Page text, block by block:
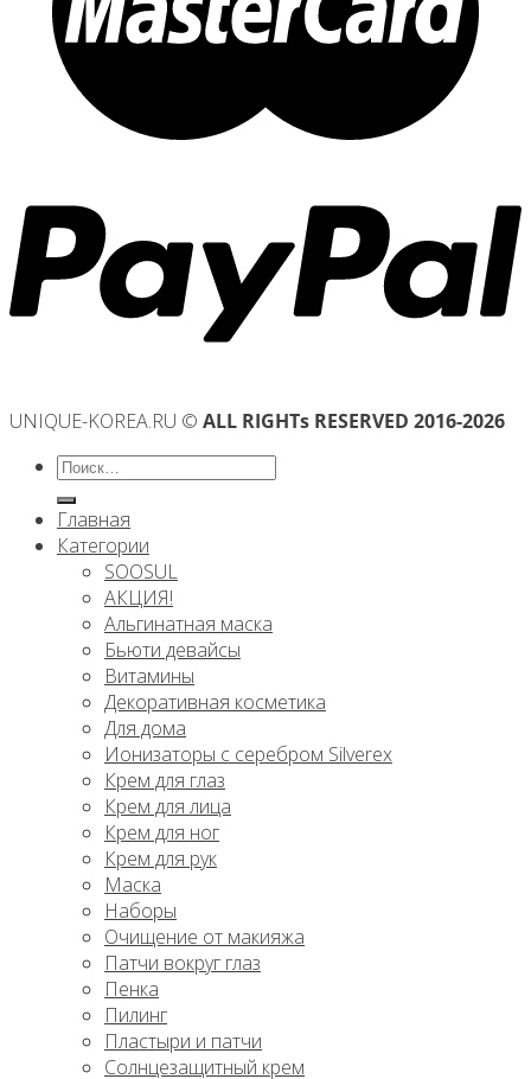
UNIQUE-KOREA.RU © ALL RIGHTs RESERVED 2016-2026
Искать:
Главная
Категории
SOOSUL
АКЦИЯ!
Альгинатная маска
Бьюти девайсы
Витамины
Декоративная косметика
Для дома
Ионизаторы с серебром Silverex
Крем для глаз
Крем для лица
Крем для ног
Крем для рук
Маска
Наборы
Очищение от макияжа
Патчи вокруг глаз
Пенка
Пилинг
Пластыри и патчи
Солнцезащитный крем